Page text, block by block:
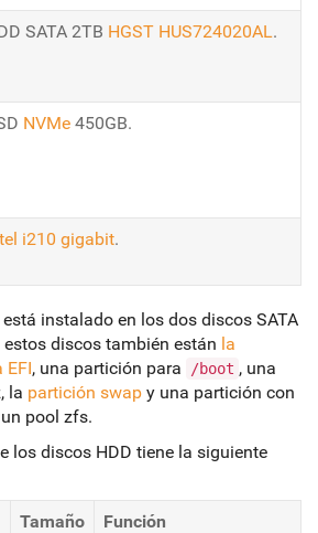
SATA 2TB HGST HUS724020AL.
NVMe 450GB.
i210 gigabit.
instalado en los dos discos SATA
discos también están la
EFI, una partición para /boot , una
la partición swap y una partición con
pool zfs.
los discos HDD tiene la siguiente
Tamaño Función